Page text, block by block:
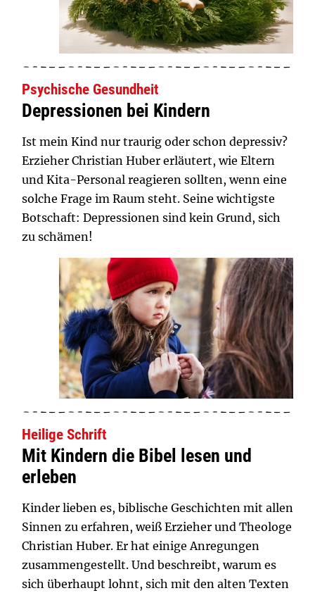
Psychische Gesundheit
Depressionen bei Kindern
Ist mein Kind nur traurig oder schon depressiv?
Erzieher Christian Huber erläutert, wie Eltern
und Kita-Personal reagieren sollten, wenn eine
solche Frage im Raum steht. Seine wichtigste
Botschaft: Depressionen sind kein Grund, sich
zu schämen!
Heilige Schrift
Mit Kindern die Bibel lesen und
erleben
Kinder lieben es, biblische Geschichten mit allen
Sinnen zu erfahren, weiß Erzieher und Theologe
Christian Huber. Er hat einige Anregungen
zusammengestellt. Und beschreibt, warum es
sich überhaupt lohnt, sich mit den alten Texten